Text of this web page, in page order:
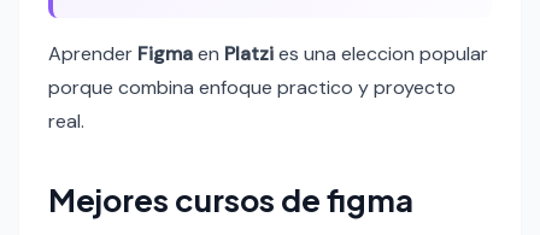
Aprender Figmaen Platzies una eleccion popular
porque combina enfoque practico y proyecto
real.
Mejores cursos de figma